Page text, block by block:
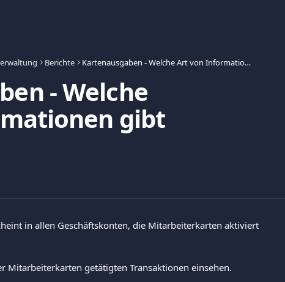
Berichte Kartenausgaben - Welche Art von Informationen gibt es?
- Welche
gibt
in allen Geschäftskonten, die Mitarbeiterkarten aktiviert
Mitarbeiterkarten getätigten Transaktionen einsehen.